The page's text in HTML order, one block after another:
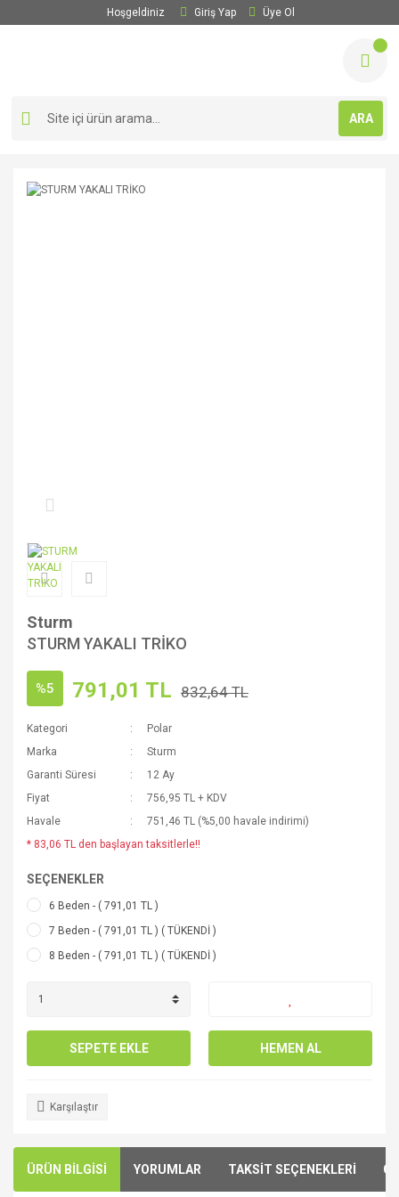
Hoşgeldiniz Giriş Yap Üye Ol
ARA
Sturm
STURM YAKALI TRİKO
%5 791,01 TL 832,64 TL
Kategori
Polar
Marka
Sturm
Garanti Süresi
12 Ay
Fiyat
756,95 TL + KDV
Havale
751,46 TL (%5,00 havale indirimi)
* 83,06 TL den başlayan taksitlerle!!
SEÇENEKLER
6 Beden - ( 791,01 TL )
7 Beden - ( 791,01 TL ) ( TÜKENDİ )
8 Beden - ( 791,01 TL ) ( TÜKENDİ )
SEPETE EKLE HEMEN AL
Karşılaştır
ÜRÜN BİLGİSİ YORUMLAR TAKSİT SEÇENEKLERİ